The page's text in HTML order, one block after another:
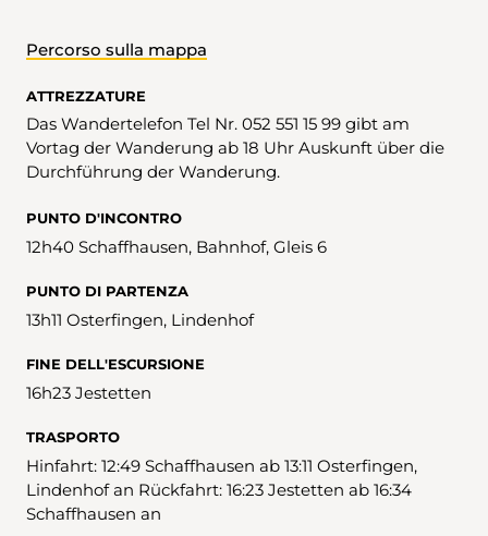
Percorso sulla mappa
ATTREZZATURE
Das Wandertelefon Tel Nr. 052 551 15 99 gibt am
Vortag der Wanderung ab 18 Uhr Auskunft über die
Durchführung der Wanderung.
PUNTO D'INCONTRO
12h40 Schaffhausen, Bahnhof, Gleis 6
PUNTO DI PARTENZA
13h11 Osterfingen, Lindenhof
FINE DELL'ESCURSIONE
16h23 Jestetten
TRASPORTO
Hinfahrt: 12:49 Schaffhausen ab 13:11 Osterfingen,
Lindenhof an Rückfahrt: 16:23 Jestetten ab 16:34
Schaffhausen an